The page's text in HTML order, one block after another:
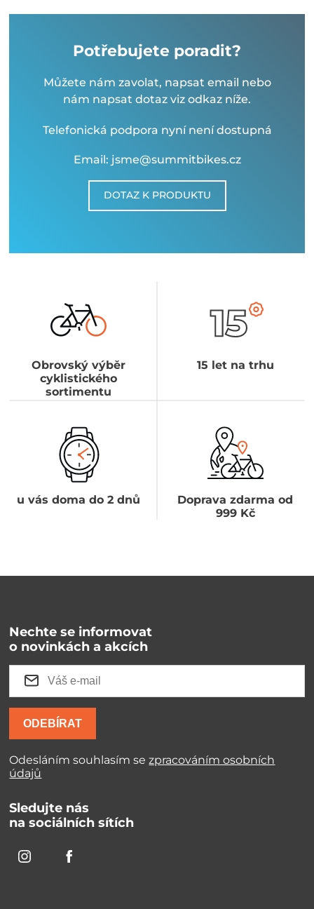
Potřebujete poradit?
Můžete nám zavolat, napsat email nebo
nám napsat dotaz viz odkaz níže.
Telefonická podpora nyní není dostupná
Email: jsme@summitbikes.cz
DOTAZ K PRODUKTU
Obrovský výběr
cyklistického
sortimentu
15 let na trhu
u vás doma do 2 dnů
Doprava zdarma od
999 Kč
Nechte se informovat
o novinkách a akcích
ODEBÍRAT
Odesláním souhlasím sezpracováním osobních
údajů
Sledujte nás
na sociálních sítích